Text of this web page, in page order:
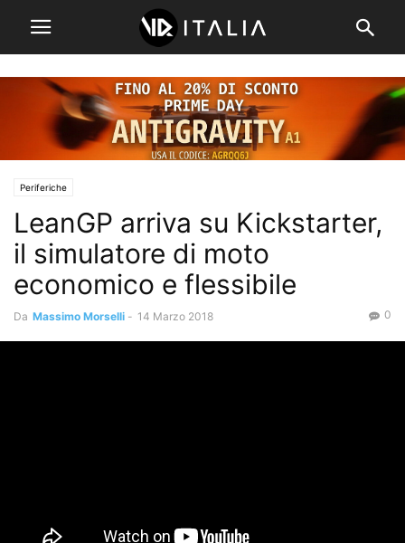
Periferiche
LeanGP arriva su Kickstarter,
il simulatore di moto
economico e flessibile
Da Massimo Morselli - 14 Marzo 2018 0